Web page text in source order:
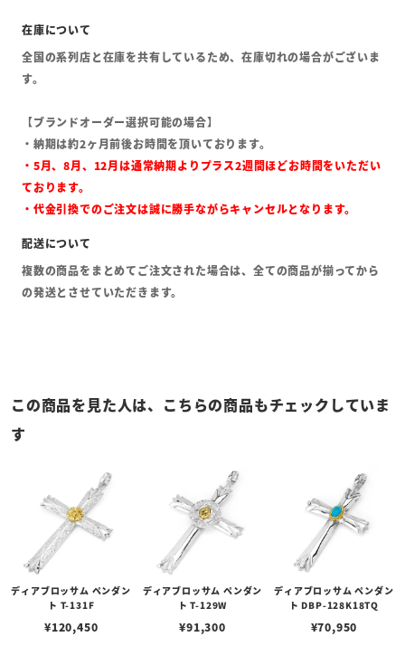
全国の系列店と在庫を共有しているため、在庫切れの場合がございま
す。
【ブランドオーダー選択可能の場合】
・納期は約2ヶ月前後お時間を頂いております。
・5月、8月、12月は通常納期よりプラス2週間ほどお時間をいただい
ております。
・代金引換でのご注文は誠に勝手ながらキャンセルとなります。
複数の商品をまとめてご注文された場合は、全ての商品が揃ってから
の発送とさせていただきます。
この商品を見た人は、こちらの商品もチェックしていま
す
ディアブロッサム ペンダン
ト T-131F
¥120,450
ディアブロッサム ペンダン
ト T-129W
¥91,300
ディアブロッサム ペンダン
ト DBP-128K18TQ
¥70,950